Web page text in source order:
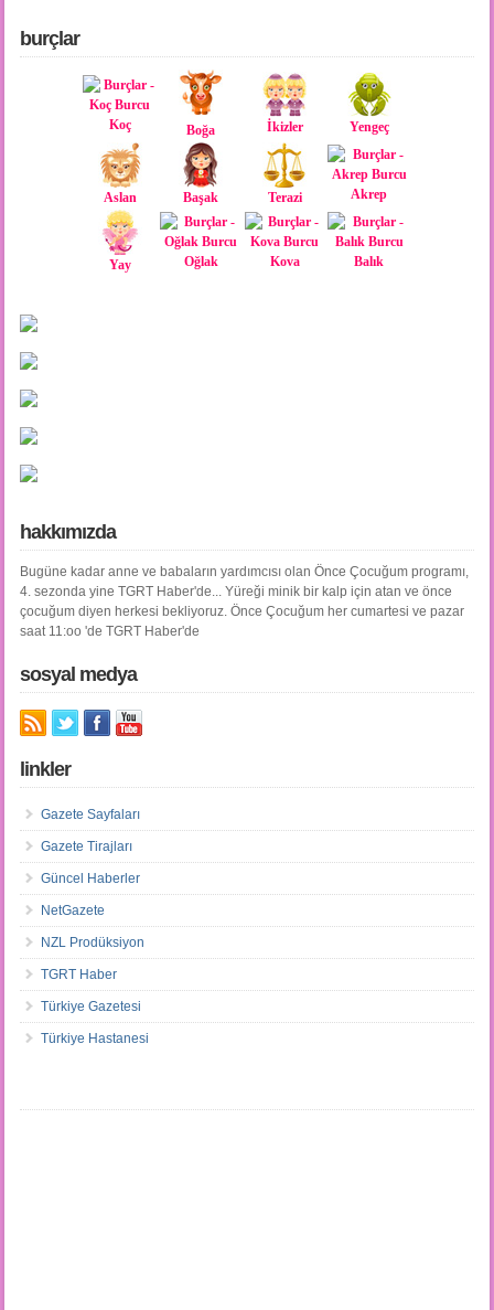
burçlar
Koç Boğa İkizler Yengeç
Aslan Başak Terazi Akrep
Yay Oğlak Kova Balık
hakkımızda
Bugüne kadar anne ve babaların yardımcısı olan Önce Çocuğum programı,
4. sezonda yine TGRT Haber'de... Yüreği minik bir kalp için atan ve önce
çocuğum diyen herkesi bekliyoruz. Önce Çocuğum her cumartesi ve pazar
saat 11:oo 'de TGRT Haber'de
sosyal medya
linkler
Gazete Sayfaları
Gazete Tirajları
Güncel Haberler
NetGazete
NZL Prodüksiyon
TGRT Haber
Türkiye Gazetesi
Türkiye Hastanesi